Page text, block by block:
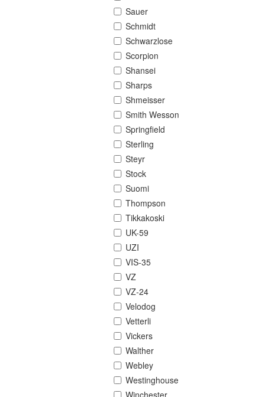
Sauer
Schmidt
Schwarzlose
Scorpion
Shansei
Sharps
Shmeisser
Smith Wesson
Springfield
Sterling
Steyr
Stock
Suomi
Thompson
Tikkakoski
UK-59
UZI
VIS-35
VZ
VZ-24
Velodog
Vetterli
Vickers
Walther
Webley
Westinghouse
Winchester